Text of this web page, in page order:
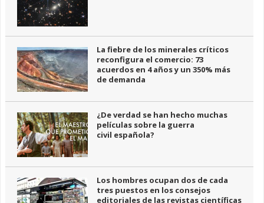
La fiebre de los minerales críticos
reconfigura el comercio: 73
acuerdos en 4 años y un 350% más
de demanda
¿De verdad se han hecho muchas
películas sobre la guerra
civil española?
Los hombres ocupan dos de cada
tres puestos en los consejos
editoriales de las revistas científicas